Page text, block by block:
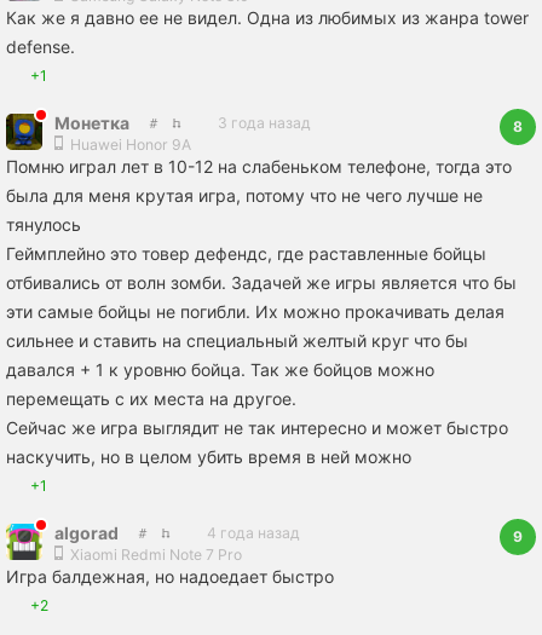
Как же я давно ее не видел. Одна из любимых из жанра tower
defense.
+1
Монетка
3 года назад
Huawei Honor 9A
8
Помню играл лет в 10-12 на слабеньком телефоне, тогда это
была для меня крутая игра, потому что не чего лучше не
тянулось
Геймплейно это товер дефендс, где раставленные бойцы
отбивались от волн зомби. Задачей же игры является что бы
эти самые бойцы не погибли. Их можно прокачивать делая
сильнее и ставить на специальный желтый круг что бы
давался + 1 к уровню бойца. Так же бойцов можно
перемещать с их места на другое.
Сейчас же игра выглядит не так интересно и может быстро
наскучить, но в целом убить время в ней можно
+1
algorad
4 года назад
Xiaomi Redmi Note 7 Pro
9
Игра балдежная, но надоедает быстро
+2